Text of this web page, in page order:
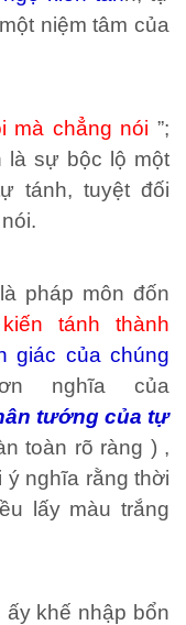
niệm tâm của
mà chẳng nói ”;
là sự bộc lộ một
tánh, tuyệt đối
pháp môn đốn
tánh thành
giác của chúng
nghĩa của
tướng của tự
toàn rõ ràng ) ,
ý nghĩa rằng thời
lấy màu trắng
khế nhập bổn